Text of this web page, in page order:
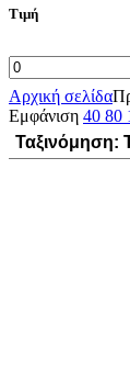
Τιμή
Αρχική σελίδα
Εμφάνιση 40 80